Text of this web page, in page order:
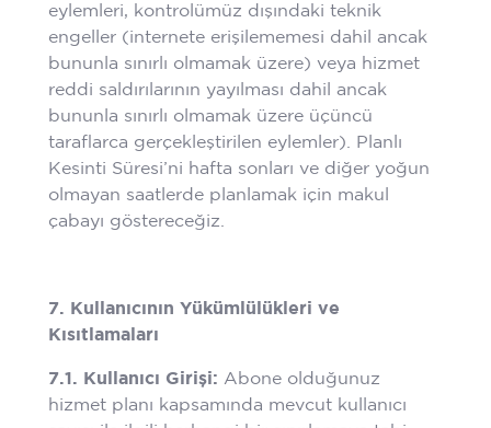
eylemleri, kontrolümüz dışındaki teknik
engeller (internete erişilememesi dahil ancak
bununla sınırlı olmamak üzere) veya hizmet
reddi saldırılarının yayılması dahil ancak
bununla sınırlı olmamak üzere üçüncü
taraflarca gerçekleştirilen eylemler). Planlı
Kesinti Süresi’ni hafta sonları ve diğer yoğun
olmayan saatlerde planlamak için makul
çabayı göstereceğiz.
7. Kullanıcının Yükümlülükleri ve
Kısıtlamaları
7.1. Kullanıcı Girişi: Abone olduğunuz
hizmet planı kapsamında mevcut kullanıcı